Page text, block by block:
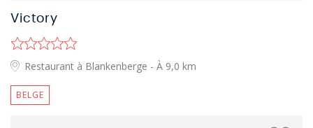
Victory
Restaurant à Blankenberge - À 9,0 km
BELGE